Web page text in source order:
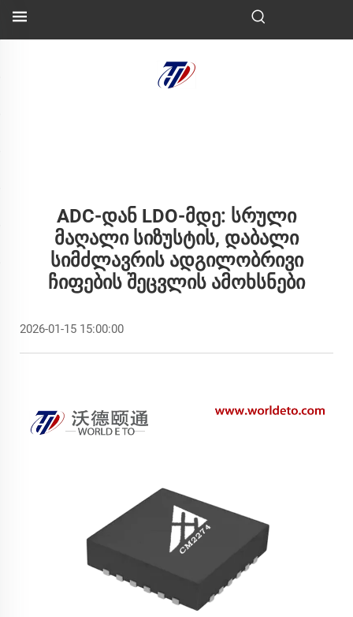
ADC-Დან LDO-Მდე: Სრული
Მაღალი Სიზუსტის, Დაბალი
Სიმძლავრის Ადგილობრივი
Ჩიფების Შეცვლის Ამოხსნები
2026-01-15 15:00:00